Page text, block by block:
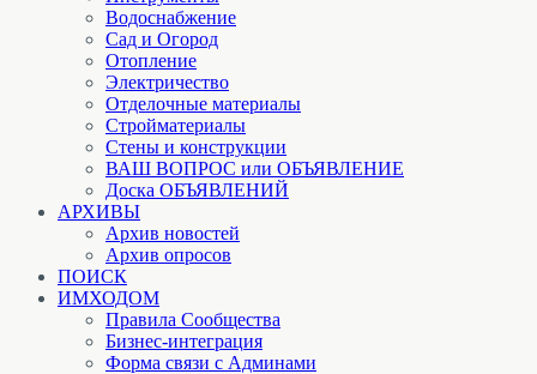
Водоснабжение
Сад и Огород
Отопление
Электричество
Отделочные материалы
Стройматериалы
Стены и конструкции
ВАШ ВОПРОС или ОБЪЯВЛЕНИЕ
Доска ОБЪЯВЛЕНИЙ
АРХИВЫ
Архив новостей
Архив опросов
ПОИСК
ИМХОДОМ
Правила Сообщества
Бизнес-интеграция
Форма связи с Админами